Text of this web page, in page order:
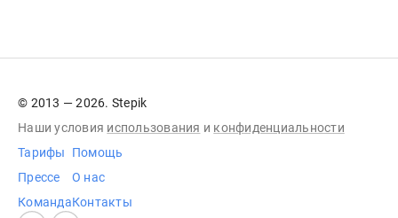
© 2013 — 2026. Stepik
Наши условия использования и конфиденциальности
Тарифы
Прессе
Команда
Помощь
О нас
Контакты